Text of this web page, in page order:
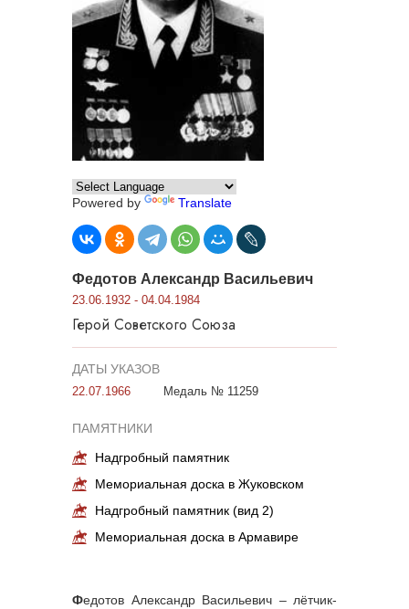
Powered by Translate
Федотов Александр Васильевич
23.06.1932 - 04.04.1984
Герой Советского Союза
ДАТЫ УКАЗОВ
22.07.1966 Медаль № 11259
ПАМЯТНИКИ
Надгробный памятник
Мемориальная доска в Жуковском
Надгробный памятник (вид 2)
Мемориальная доска в Армавире
Федотов Александр Васильевич – лётчик-